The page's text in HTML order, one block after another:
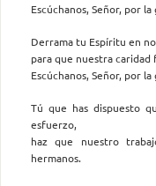
Escúchanos, Señor, por
Derrama tu Espíritu en
para que nuestra caridad
Escúchanos, Señor, por
Tú que has dispuesto
esfuerzo,
haz que nuestro
hermanos.